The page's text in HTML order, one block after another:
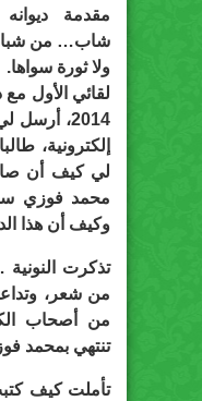
مقدمة
شاب… من شباب
ولا ثورة سواها.
لقائي الأول
2014،
إلكترونية،
لي كيف أن
محمد فوزي
وكيف أن هذا
تذكرت
من شعر،
من أصحاب
تنتهي بمحمد
تأملت كيف